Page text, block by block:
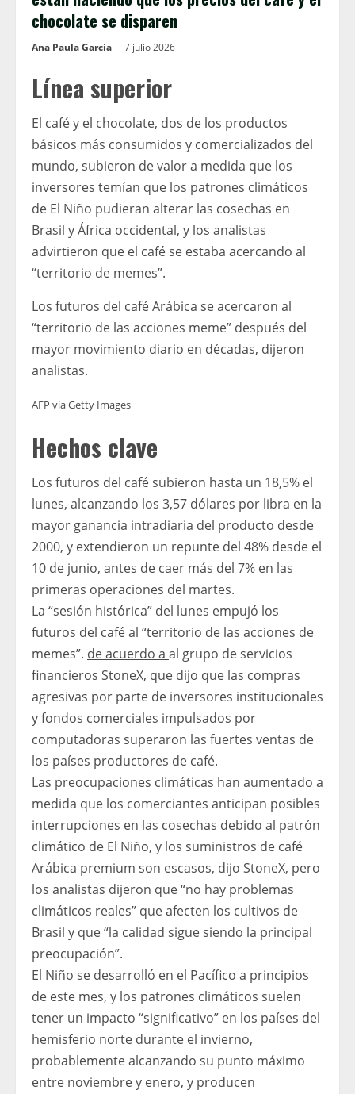
chocolate se disparen
Ana Paula García 7 julio 2026
Línea superior
El café y el chocolate, dos de los productos
básicos más consumidos y comercializados del
mundo, subieron de valor a medida que los
inversores temían que los patrones climáticos
de El Niño pudieran alterar las cosechas en
Brasil y África occidental, y los analistas
advirtieron que el café se estaba acercando al
“territorio de memes”.
Los futuros del café Arábica se acercaron al
“territorio de las acciones meme” después del
mayor movimiento diario en décadas, dijeron
analistas.
AFP vía Getty Images
Hechos clave
Los futuros del café subieron hasta un 18,5% el
lunes, alcanzando los 3,57 dólares por libra en la
mayor ganancia intradiaria del producto desde
2000, y extendieron un repunte del 48% desde el
10 de junio, antes de caer más del 7% en las
primeras operaciones del martes.
La “sesión histórica” ​​del lunes empujó los
futuros del café al “territorio de las acciones de
memes”. de acuerdo a al grupo de servicios
financieros StoneX, que dijo que las compras
agresivas por parte de inversores institucionales
y fondos comerciales impulsados ​​por
computadoras superaron las fuertes ventas de
los países productores de café.
Las preocupaciones climáticas han aumentado a
medida que los comerciantes anticipan posibles
interrupciones en las cosechas debido al patrón
climático de El Niño, y los suministros de café
Arábica premium son escasos, dijo StoneX, pero
los analistas dijeron que “no hay problemas
climáticos reales” que afecten los cultivos de
Brasil y que “la calidad sigue siendo la principal
preocupación”.
El Niño se desarrolló en el Pacífico a principios
de este mes, y los patrones climáticos suelen
tener un impacto “significativo” en los países del
hemisferio norte durante el invierno,
probablemente alcanzando su punto máximo
entre noviembre y enero, y producen